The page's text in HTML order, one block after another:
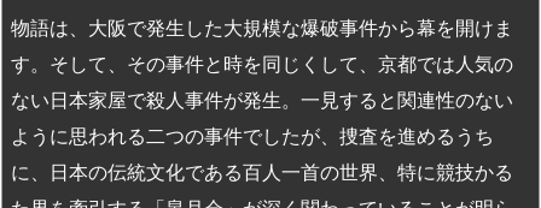
物語は、大阪で発生した大規模な爆破事件から幕を開けま
す。そして、その事件と時を同じくして、京都では人気の
ない日本家屋で殺人事件が発生。一見すると関連性のない
ように思われる二つの事件でしたが、捜査を進めるうち
に、日本の伝統文化である百人一首の世界、特に競技かる